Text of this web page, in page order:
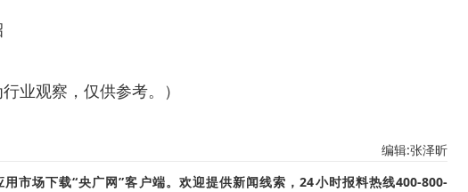
业观察，仅供参考。）
编辑:张泽昕
市场下载“央广网”客户端。欢迎提供新闻线索，24小时报料热线400-800-